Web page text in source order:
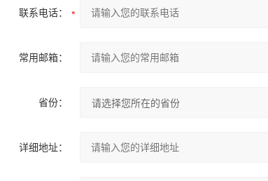
联系电话：
常用邮箱：
省份：
详细地址：